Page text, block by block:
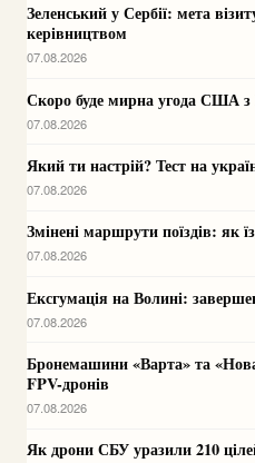
Зеленський у Сербії: мета
керівництвом
07.08.2026
Скоро буде мирна угода США з
07.08.2026
Який ти настрій? Тест на
07.08.2026
Змінені маршрути поїздів: як
07.08.2026
Ексгумація на Волині:
07.08.2026
Бронемашини «Варта» та
FPV-дронів
07.08.2026
Як дрони СБУ уразили 210